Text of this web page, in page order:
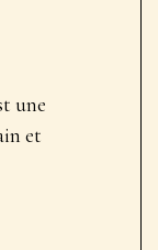
une
et